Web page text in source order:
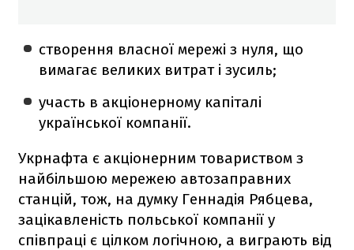
створення власної мережі з нуля, що
вимагає великих витрат і зусиль;
участь в акціонерному капіталі
української компанії.
Укрнафта є акціонерним товариством з
найбільшою мережею автозаправних
станцій, тож, на думку Геннадія Рябцева,
зацікавленість польської компанії у
співпраці є цілком логічною, а виграють від